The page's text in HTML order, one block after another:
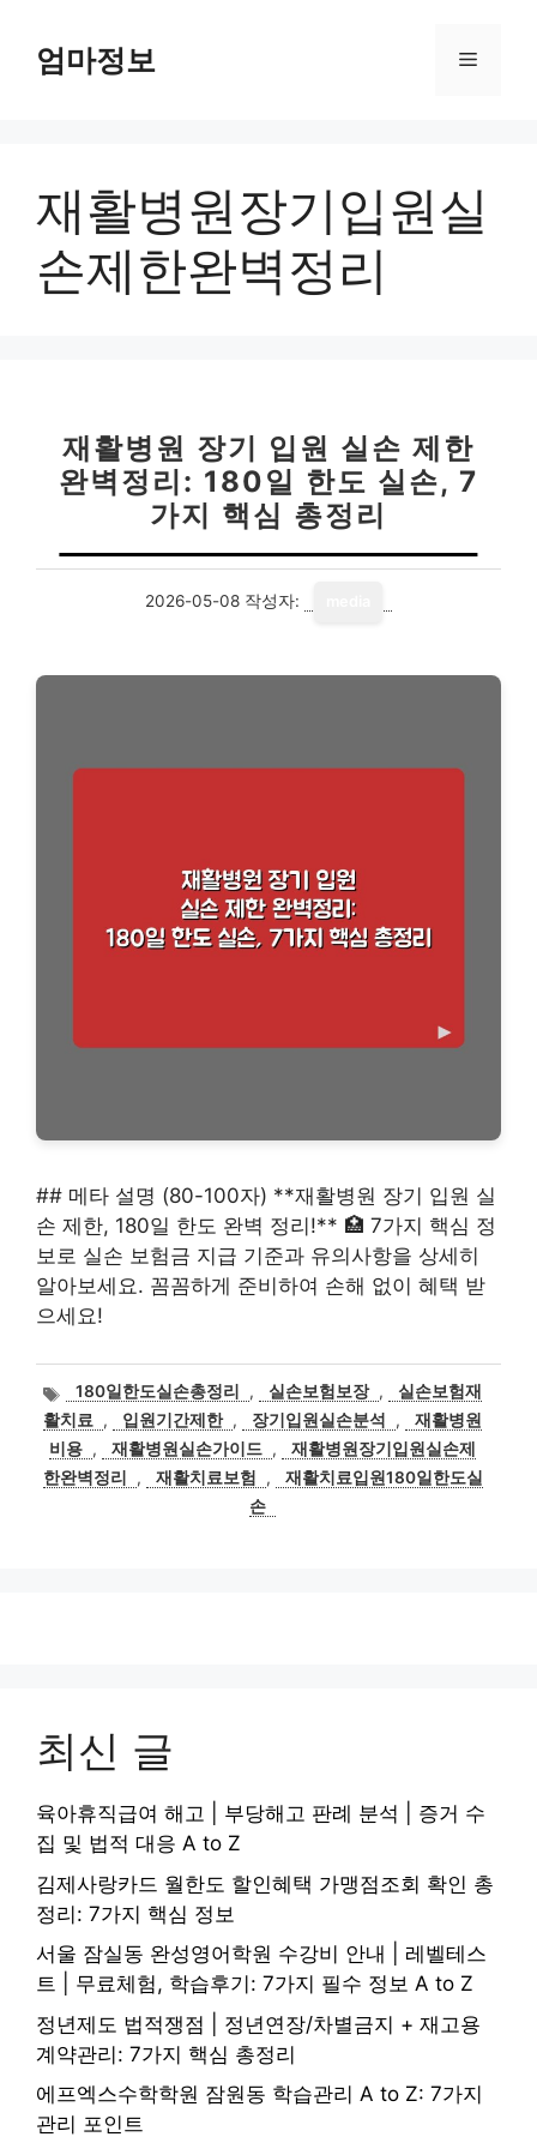
엄마정보 메
재활병원장기입원실
손제한완벽정리
재활병원 장기 입원 실손 제한
완벽정리: 180일 한도 실손, 7
가지 핵심 총정리
2026-05-08 작성자:
## 메타 설명 (80-100자) **재활병원 장기 입원 실
손 제한, 180일 한도 완벽 정리!** 🏥 7가지 핵심 정
보로 실손 보험금 지급 기준과 유의사항을 상세히
알아보세요. 꼼꼼하게 준비하여 손해 없이 혜택 받
으세요!
태
그
180일한도실손총정리 , 실손보험보장 ,
실손보험재
활치료
, 입원기간제한 , 장기입원실손분석 ,
재활병원
비용 , 재활병원실손가이드 ,
재활병원장기입원실손제
한완벽정리
, 재활치료보험 ,
재활치료입원180일한도실
손
최신 글
육아휴직급여 해고 | 부당해고 판례 분석 | 증거 수
집 및 법적 대응 A to Z
김제사랑카드 월한도 할인혜택 가맹점조회 확인 총
정리: 7가지 핵심 정보
서울 잠실동 완성영어학원 수강비 안내 | 레벨테스
트 | 무료체험, 학습후기: 7가지 필수 정보 A to Z
정년제도 법적쟁점 | 정년연장/차별금지 + 재고용
계약관리: 7가지 핵심 총정리
에프엑스수학학원 잠원동 학습관리 A to Z: 7가지
관리 포인트